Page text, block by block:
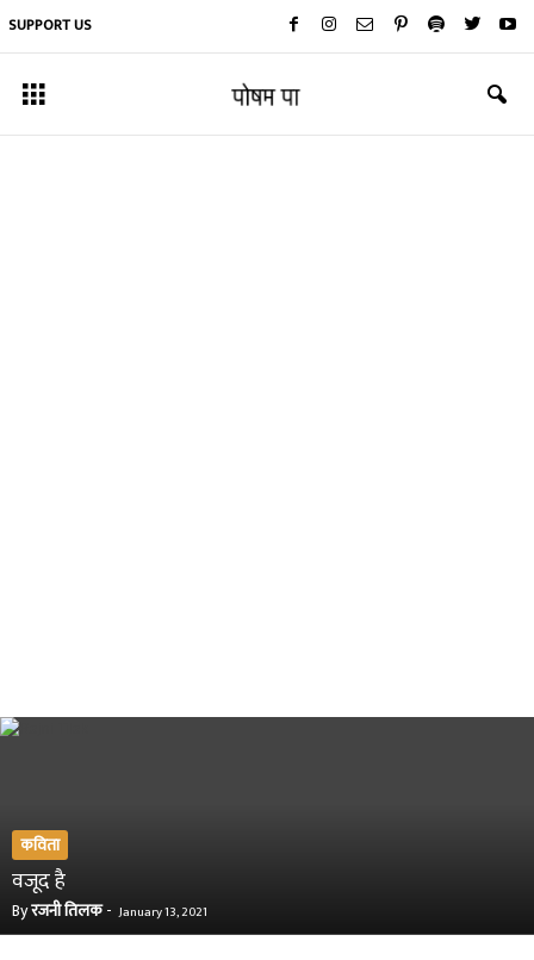
SUPPORT US
कविता
वजूद है
Byरजनी तिलक- January 13, 2021